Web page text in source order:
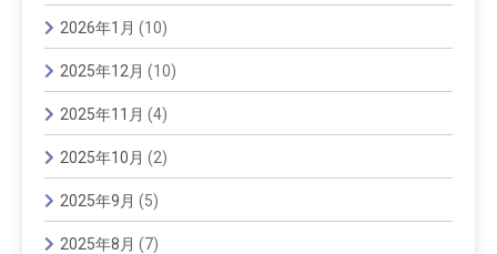
2026年1月 (10)
2025年12月 (10)
2025年11月 (4)
2025年10月 (2)
2025年9月 (5)
2025年8月 (7)